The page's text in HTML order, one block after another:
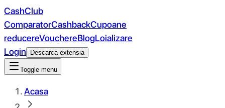
CashClub
ComparatorCashbackCupoane
reducereVouchereBlogLoializare
Login
Descarca extensia
Toggle menu
Acasa